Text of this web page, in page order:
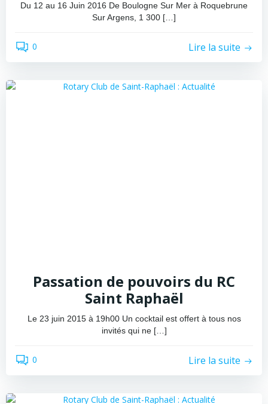
Du 12 au 16 Juin 2016 De Boulogne Sur Mer à Roquebrune
Sur Argens, 1 300 […]
0 Lire la suite
Passation de pouvoirs du RC
Saint Raphaël
Le 23 juin 2015 à 19h00 Un cocktail est offert à tous nos
invités qui ne […]
0 Lire la suite